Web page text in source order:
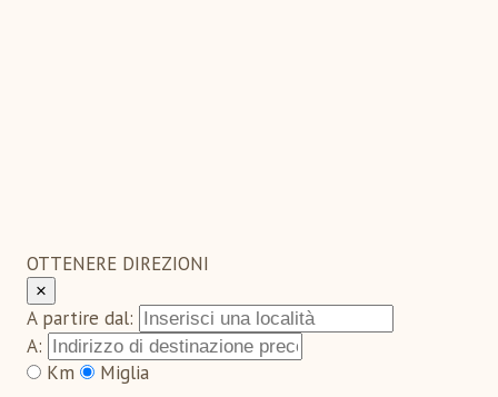
OTTENERE DIREZIONI
×
A partire dal:
A:
Km
Miglia